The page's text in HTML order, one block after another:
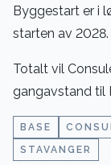
Byggestart er i
starten av 2028.
Totalt vil
gangavstand til
BASE
STAVANGER